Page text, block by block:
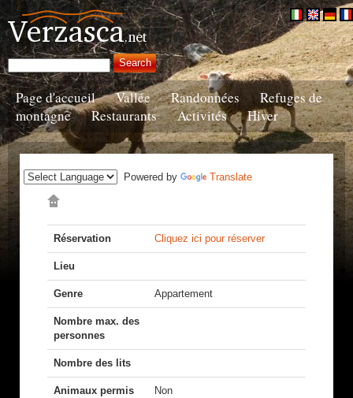
Page d'accueil Vallée Randonnées
Refuges de
montagne
Restaurants Activités Hiver
Powered by Translate
Réservation Cliquez ici pour réserver
Lieu
Genre Appartement
Nombre max. des
personnes
Nombre des lits
Animaux permis Non